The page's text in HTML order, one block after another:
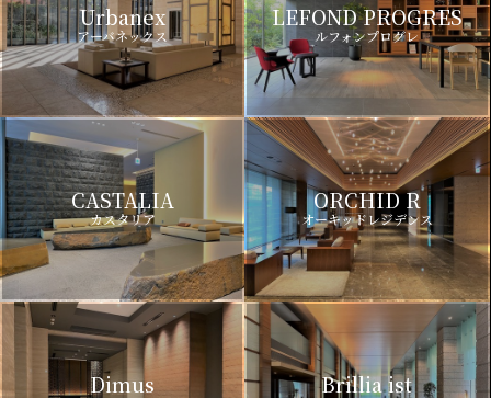
Urbanex
アーバネックス
LEFOND PROGRES
ルフォンプログレ
CASTALIA
カスタリア
ORCHID R
オーキッドレジデンス
Dimus Brillia ist